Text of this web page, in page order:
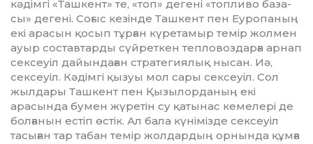
кәдімгі «Таш­кент» те, «топ» дегені «топливо база­
сы» дегені. Соғыс кезінде Таш­кент пен Еуропаның
екі арасын қосып тұрған күретамыр темір жолмен
ауыр составтарды сүйреткен тепловоздарға арнап
сексеуіл дайындаған стратегиялық ны­сан. Иә,
сексеуіл. Кәдімгі қыз­уы мол сары сексеуіл. Сол
жыл­дары Ташкент пен Қызылорданың екі
арасында бумен жүретін су қатынас кемелері де
болғанын естіп өстік. Ал бала күнімізде сек­сеуіл
тасыған тар табан темір жол­дардың орнында құмға